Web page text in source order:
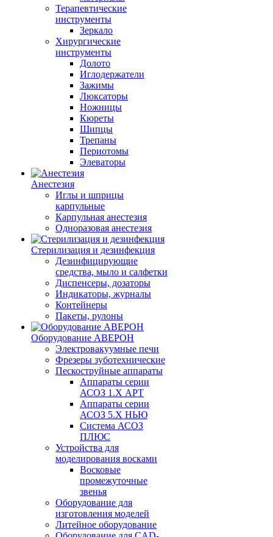
Терапевтические
инструменты
Зеркало
Хирургические
инструменты
Долото
Иглодержатели
Зажимы
Люксаторы
Ножницы
Кюреты
Шипцы
Трепаны
Периотомы
Элеваторы
Анестезия
Иглы и шприцы
карпульные
Карпульная анестезия
Одноразовая анестезия
Стерилизация и дезинфекция
Дезинфицирующие
средства, мыло и салфетки
Диспенсеры, дозаторы
Индикаторы, журналы
Контейнеры
Пакеты, рулоны
Оборудование АВЕРОН
Электровакуумные печи
Фрезеры зуботехнические
Пескоструйные аппараты
Аппараты серии
АСОЗ 1.Х АРТ
Аппараты серии
АСОЗ 5.Х НЬЮ
Система АСОЗ
ПЛЮС
Устройства для
моделирования восками
Восковые
промежуточные
звенья
Оборудование для
изготовления моделей
Литейное оборудование